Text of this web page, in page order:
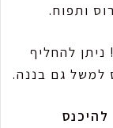
ותפוח.
ניתן להחליף
למשל גם בננה.